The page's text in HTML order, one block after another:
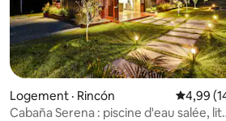
de 4,95 sur 5, 195 commentaires
Logement · Rincón Note
4,99
Cabaña Serena : piscine d'eau salée, lit